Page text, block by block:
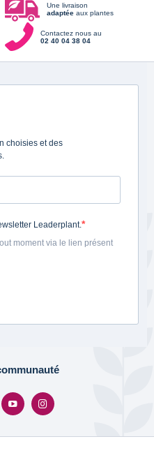
Une livraison
adaptée aux plantes
Contactez nous au
02 40 04 38 04
choisies et des
Leaderplant.
moment via le lien présent